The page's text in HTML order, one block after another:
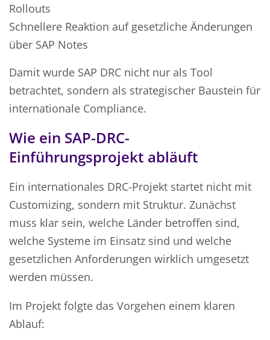
Rollouts
Schnellere Reaktion auf gesetzliche Änderungen
über SAP Notes
Damit wurde SAP DRC nicht nur als Tool
betrachtet, sondern als strategischer Baustein für
internationale Compliance.
Wie ein SAP-DRC-
Einführungsprojekt abläuft
Ein internationales DRC-Projekt startet nicht mit
Customizing, sondern mit Struktur. Zunächst
muss klar sein, welche Länder betroffen sind,
welche Systeme im Einsatz sind und welche
gesetzlichen Anforderungen wirklich umgesetzt
werden müssen.
Im Projekt folgte das Vorgehen einem klaren
Ablauf: